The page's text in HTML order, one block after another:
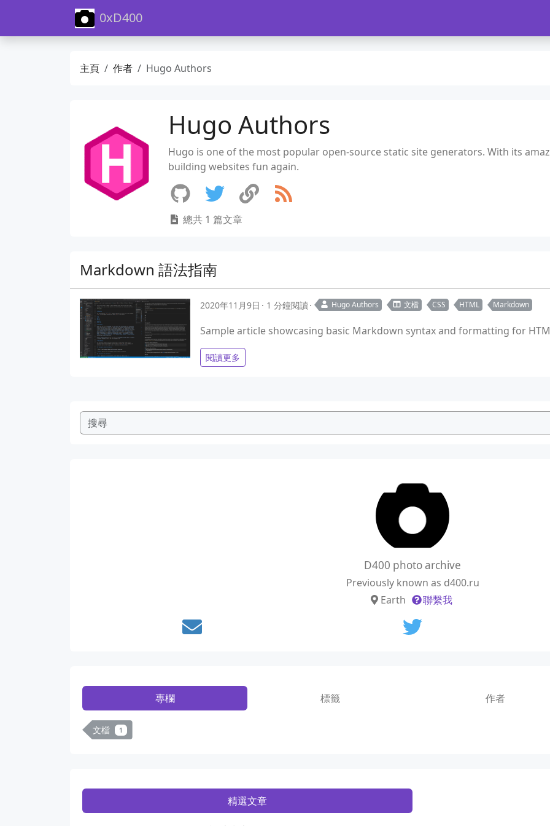
0xD400
主頁 作者 Hugo Authors
Hugo Authors
Hugo is one of the most popular open-source static site generators. With its
building websites fun again.
總共 1 篇文章
Markdown 語法指南
2020年11月9日 1 分鐘閱讀 Hugo Authors 文檔 CSS HTML Markdown
Sample article showcasing basic Markdown syntax and formatting for
閱讀更多
D400 photo archive
Previously known as d400.ru
Earth
聯繫我
專欄 標籤 作者
文檔 1
精選文章